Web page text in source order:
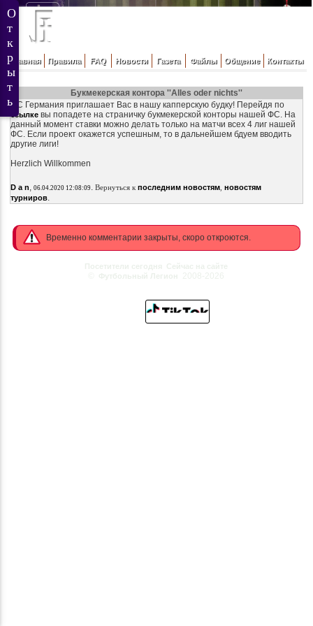
Главная Правила FAQ Новости Газета Файлы Общение Контакты
Букмекерская контора ''Alles oder nichts''
ФС Германия приглашает Вас в нашу капперскую будку! Перейдя по
ссылкевы попадете на страничку букмекерской конторы нашей ФС. На
данный момент ставки можно делать только на матчи всех 4 лиг нашей
ФС. Если проект окажется успешным, то в дальнейшем бдуем вводить
другие лиги!
Herzlich Willkommen
D a n, 06.04.2020 12:08:09. Вернуться к последним новостям, новостям
турниров.
Временно комментарии закрыты, скоро откроются.